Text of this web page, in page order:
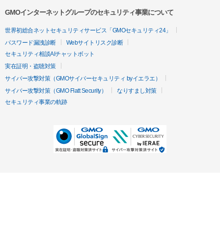
GMOインターネットグループのセキュリティ事業について
世界初総合ネットセキュリティサービス「GMOセキュリティ24」
パスワード漏洩診断
Webサイトリスク診断
セキュリティ相談AIチャットボット
実在証明・盗聴対策
サイバー攻撃対策（GMOサイバーセキュリティ byイエラエ）
サイバー攻撃対策（GMO Flatt Security）
なりすまし対策
セキュリティ事業の軌跡